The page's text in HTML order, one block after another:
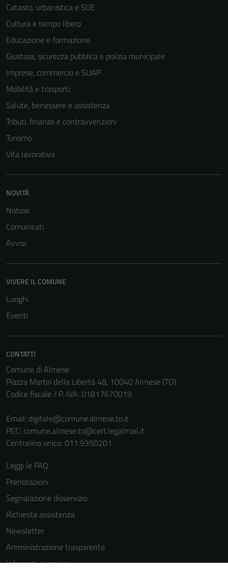
Catasto, urbanistica e SUE
Cultura e tempo libero
Educazione e formazione
Giustizia, sicurezza pubblica e polizia municipale
Imprese, commercio e SUAP
Mobilità e trasporti
Salute, benessere e assistenza
Tributi, finanze e contravvenzioni
Turismo
Vita lavorativa
NOVITÀ
Notizie
Comunicati
Avvisi
VIVERE IL COMUNE
Luoghi
Eventi
CONTATTI
Comune di Almese
Piazza Martiri della Libertà 48, 10040 Almese (TO)
Codice fiscale / P. IVA: 01817670019
Email: digitale@comune.almese.to.it
PEC: comune.almese.to@cert.legalmail.it
Centralino unico: 011.9350201
Leggi le FAQ
Prenotazioni
Segnalazione disservizio
Richiesta assistenza
Newsletter
Amministrazione trasparente
Informativa privacy